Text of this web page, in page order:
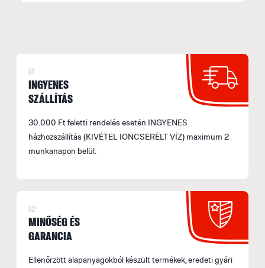
01
INGYENES
SZÁLLÍTÁS
30.000 Ft feletti rendelés esetén INGYENES
házhozszállítás (KIVÉTEL IONCSERÉLT VÍZ) maximum 2
munkanapon belül.
02
MINŐSÉG ÉS
GARANCIA
Ellenőrzött alapanyagokból készült termékek, eredeti gyári